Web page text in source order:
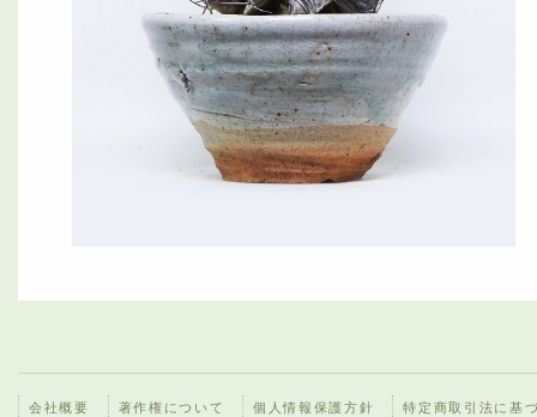
会社概要 著作権について 個人情報保護方針 特定商取引法に基